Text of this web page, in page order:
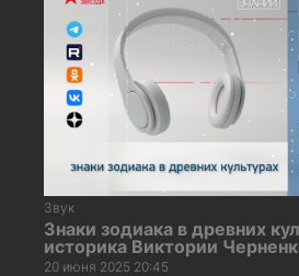
Звук
Знаки зодиака в древних
историка Виктории
20 июня 2025 20:45